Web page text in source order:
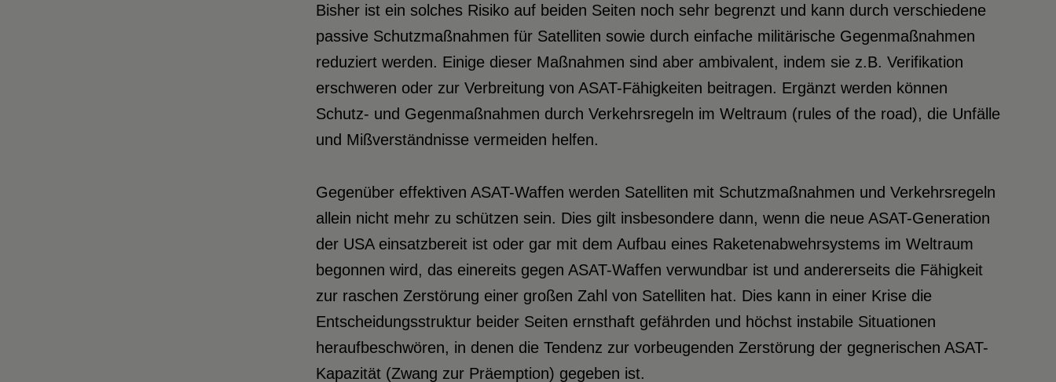
Bisher ist ein solches Risiko auf beiden Seiten noch sehr begrenzt und kann durch verschiedene
passive Schutzmaßnahmen für Satelliten sowie durch einfache militärische Gegenmaßnahmen
reduziert werden. Einige dieser Maßnahmen sind aber ambivalent, indem sie z.B. Verifikation
erschweren oder zur Verbreitung von ASAT-Fähigkeiten beitragen. Ergänzt werden können
Schutz- und Gegenmaßnahmen durch Verkehrsregeln im Weltraum (rules of the road), die Unfälle
und Mißverständnisse vermeiden helfen.
Gegenüber effektiven ASAT-Waffen werden Satelliten mit Schutzmaßnahmen und Verkehrsregeln
allein nicht mehr zu schützen sein. Dies gilt insbesondere dann, wenn die neue ASAT-Generation
der USA einsatzbereit ist oder gar mit dem Aufbau eines Raketenabwehrsystems im Weltraum
begonnen wird, das einereits gegen ASAT-Waffen verwundbar ist und andererseits die Fähigkeit
zur raschen Zerstörung einer großen Zahl von Satelliten hat. Dies kann in einer Krise die
Entscheidungsstruktur beider Seiten ernsthaft gefährden und höchst instabile Situationen
heraufbeschwören, in denen die Tendenz zur vorbeugenden Zerstörung der gegnerischen ASAT-
Kapazität (Zwang zur Präemption) gegeben ist.